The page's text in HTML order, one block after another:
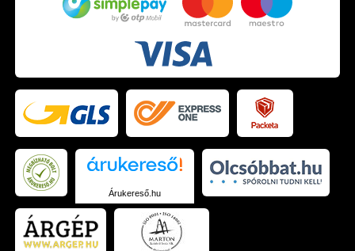
Árukereső.hu